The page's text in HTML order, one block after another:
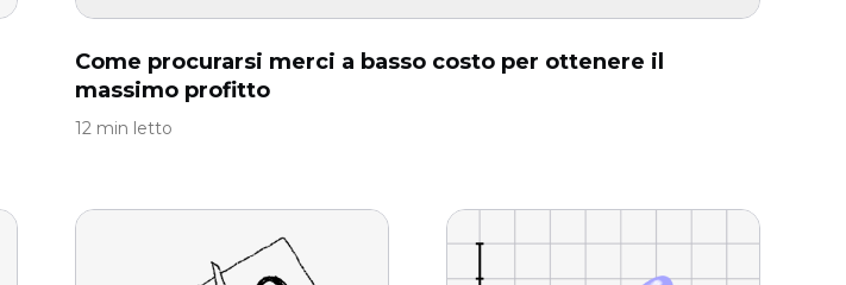
Come procurarsi merci a basso costo per ottenere il
massimo profitto
12 min letto